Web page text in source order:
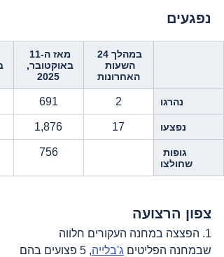
נפגעים
השעות
האחרונות
באוקטובר,
2025
נהרגו 2
691
נפצעו 17
1,876
גופות
שחולצו
756
צפון הרצועה
1. הפצצה במחנה העקורים חלווה
שבמחנה הפליטים ג'בלייה
, 5 פצועים בהם